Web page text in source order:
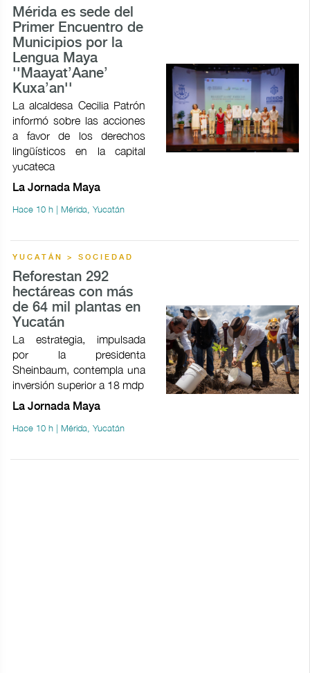
Mérida es sede del
Primer Encuentro de
Municipios por la
Lengua Maya
''Maayat’Aane’
Kuxa’an''
La alcaldesa Cecilia Patrón
informó sobre las acciones
a favor de los derechos
lingüísticos en la capital
yucateca
La Jornada Maya
Hace 10 h | Mérida, Yucatán
YUCATÁN > SOCIEDAD
Reforestan 292
hectáreas con más
de 64 mil plantas en
Yucatán
La estrategia, impulsada
por la presidenta
Sheinbaum, contempla una
inversión superior a 18 mdp
La Jornada Maya
Hace 10 h | Mérida, Yucatán